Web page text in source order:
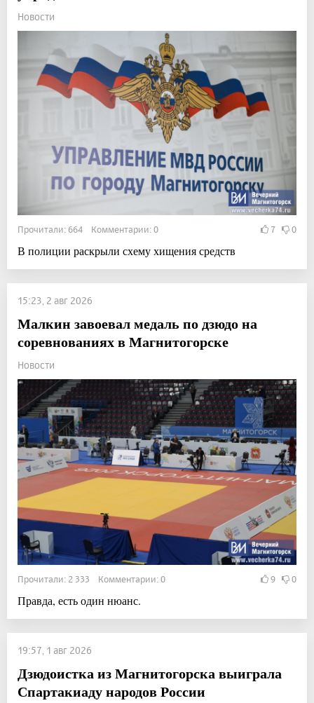
Новости
Прочитали: 664 Комментарии: 0 7 0
В полиции раскрыли схему хищения средств
15:23, 2 авг 2026
Малкин завоевал медаль по дзюдо на
соревнованиях в Магнитогорске
Новости
Прочитали: 2 333 Комментарии: 0 9 0
Правда, есть один нюанс.
19:57, 1 авг 2026
Дзюдоистка из Магнитогорска выиграла
Спартакиаду народов России